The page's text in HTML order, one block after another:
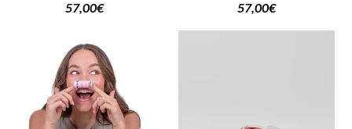
57,00€
57,00€